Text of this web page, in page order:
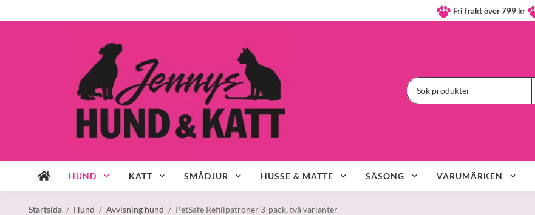
Fri frakt över 799 kr
HUND KATT SMÅDJUR HUSSE & MATTE SÄSONG VARUMÄRKEN
Startsida / Hund / Avvisning hund / PetSafe Refillpatroner 3-pack, två varianter